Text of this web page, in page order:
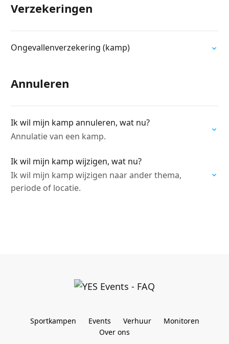
Verzekeringen
Ongevallenverzekering (kamp)
Annuleren
Ik wil mijn kamp annuleren, wat nu?
Annulatie van een kamp.
Ik wil mijn kamp wijzigen, wat nu?
Ik wil mijn kamp wijzigen naar ander thema,
periode of locatie.
Sportkampen Events Verhuur
Monitoren
Over ons